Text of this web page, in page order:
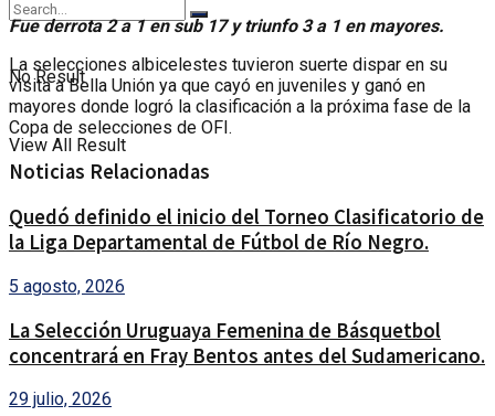
No Result
View All Result
Fue derrota 2 a 1 en sub 17 y triunfo 3 a 1 en mayores.
La selecciones albicelestes tuvieron suerte dispar en su
visita a Bella Unión ya que cayó en juveniles y ganó en
mayores donde logró la clasificación a la próxima fase de la
Copa de selecciones de OFI.
Noticias Relacionadas
Quedó definido el inicio del Torneo Clasificatorio de
la Liga Departamental de Fútbol de Río Negro.
5 agosto, 2026
La Selección Uruguaya Femenina de Básquetbol
concentrará en Fray Bentos antes del Sudamericano.
29 julio, 2026